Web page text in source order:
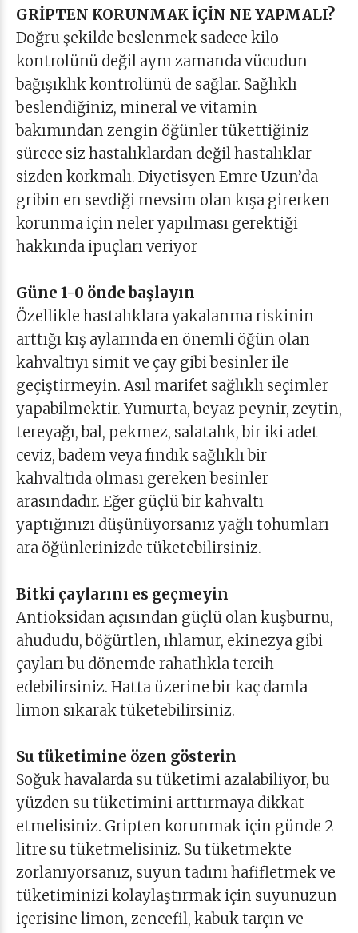
GRİPTEN KORUNMAK İÇİN NE YAPMALI?
Doğru şekilde beslenmek sadece kilo
kontrolünü değil aynı zamanda vücudun
bağışıklık kontrolünü de sağlar. Sağlıklı
beslendiğiniz, mineral ve vitamin
bakımından zengin öğünler tükettiğiniz
sürece siz hastalıklardan değil hastalıklar
sizden korkmalı. Diyetisyen Emre Uzun’da
gribin en sevdiği mevsim olan kışa girerken
korunma için neler yapılması gerektiği
hakkında ipuçları veriyor
Güne 1-0 önde başlayın
Özellikle hastalıklara yakalanma riskinin
arttığı kış aylarında en önemli öğün olan
kahvaltıyı simit ve çay gibi besinler ile
geçiştirmeyin. Asıl marifet sağlıklı seçimler
yapabilmektir. Yumurta, beyaz peynir, zeytin,
tereyağı, bal, pekmez, salatalık, bir iki adet
ceviz, badem veya fındık sağlıklı bir
kahvaltıda olması gereken besinler
arasındadır. Eğer güçlü bir kahvaltı
yaptığınızı düşünüyorsanız yağlı tohumları
ara öğünlerinizde tüketebilirsiniz.
Bitki çaylarını es geçmeyin
Antioksidan açısından güçlü olan kuşburnu,
ahududu, böğürtlen, ıhlamur, ekinezya gibi
çayları bu dönemde rahatlıkla tercih
edebilirsiniz. Hatta üzerine bir kaç damla
limon sıkarak tüketebilirsiniz.
Su tüketimine özen gösterin
Soğuk havalarda su tüketimi azalabiliyor, bu
yüzden su tüketimini arttırmaya dikkat
etmelisiniz. Gripten korunmak için günde 2
litre su tüketmelisiniz. Su tüketmekte
zorlanıyorsanız, suyun tadını hafifletmek ve
tüketiminizi kolaylaştırmak için suyunuzun
içerisine limon, zencefil, kabuk tarçın ve